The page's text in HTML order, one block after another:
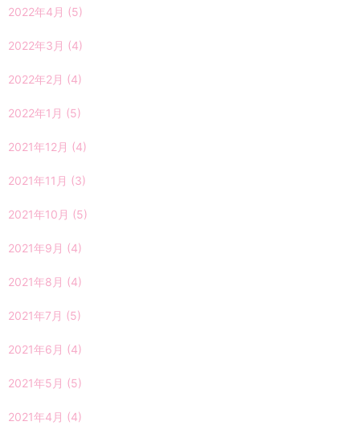
2022年4月 (5)
2022年3月 (4)
2022年2月 (4)
2022年1月 (5)
2021年12月 (4)
2021年11月 (3)
2021年10月 (5)
2021年9月 (4)
2021年8月 (4)
2021年7月 (5)
2021年6月 (4)
2021年5月 (5)
2021年4月 (4)